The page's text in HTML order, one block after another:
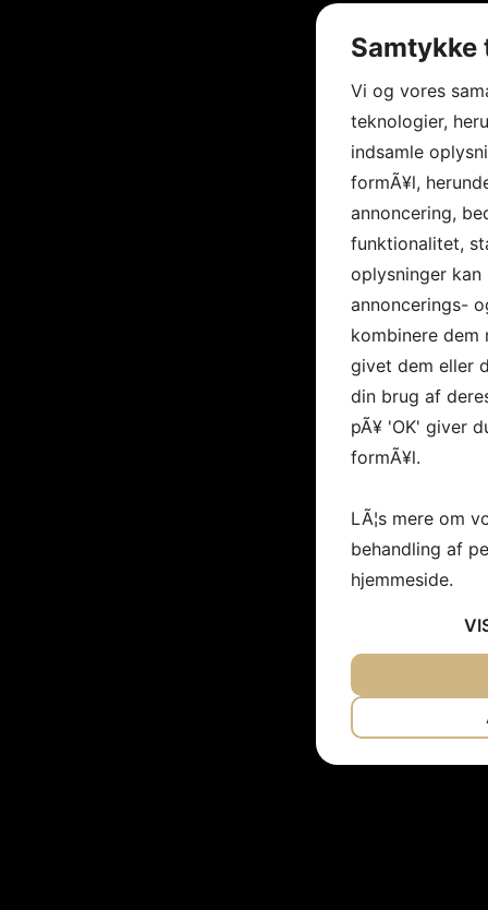
Vi og vores
teknologier,
indsamle
formÃ¥l,
annoncering,
funktionalitet,
oplysninger
annoncerings-
kombinere dem
givet dem eller
din brug af
pÃ¥ 'OK' giver
formÃ¥l.
LÃ¦s mere om
behandling af
hjemmeside.